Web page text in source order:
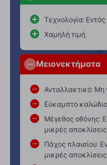
Τεχνολογία:
Χαμηλή τιμή
Μειονεκτήματα
Ανταλλακτικό: Μη
Εύκαμπτο
Μέγεθος οθόνης:
μικρές αποκλίσεις
Πάχος πλαισίου:
μικρές αποκλίσεις